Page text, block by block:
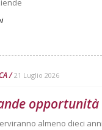
21 Luglio 2026
almeno dieci